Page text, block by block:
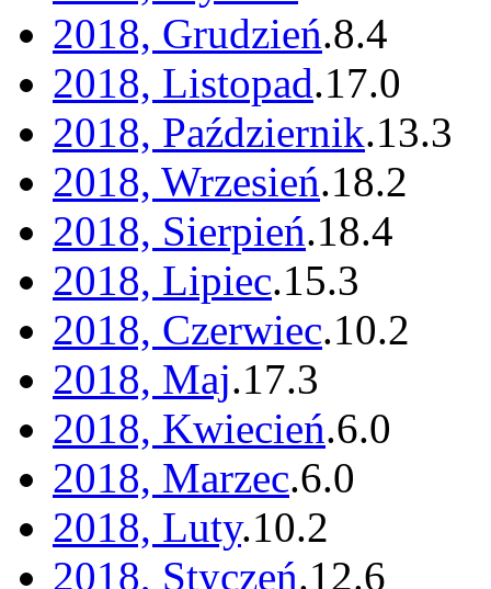
2018, Grudzień.8.4
2018, Listopad.17.0
2018, Październik.13.3
2018, Wrzesień.18.2
2018, Sierpień.18.4
2018, Lipiec.15.3
2018, Czerwiec.10.2
2018, Maj.17.3
2018, Kwiecień.6.0
2018, Marzec.6.0
2018, Luty.10.2
2018, Styczeń.12.6